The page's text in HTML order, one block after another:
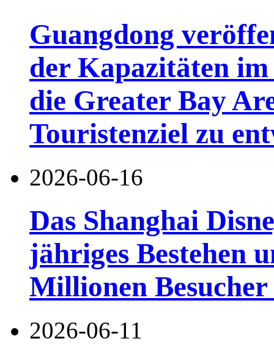
Guangdong
der Kapazitäten
die Greater Bay
Touristenziel zu
2026-06-16
Das Shanghai
jähriges Bestehen
Millionen Besucher
2026-06-11